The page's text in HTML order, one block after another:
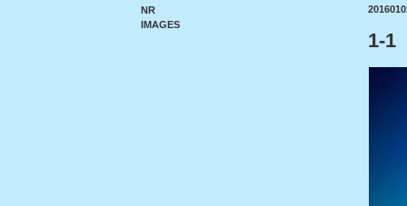
1-1
NR
IMAGES